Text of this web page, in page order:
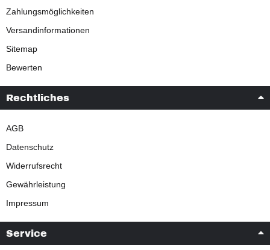
Zahlungsmöglichkeiten
Versandinformationen
Sitemap
Bewerten
Rechtliches
AGB
Datenschutz
Widerrufsrecht
Gewährleistung
Impressum
Service